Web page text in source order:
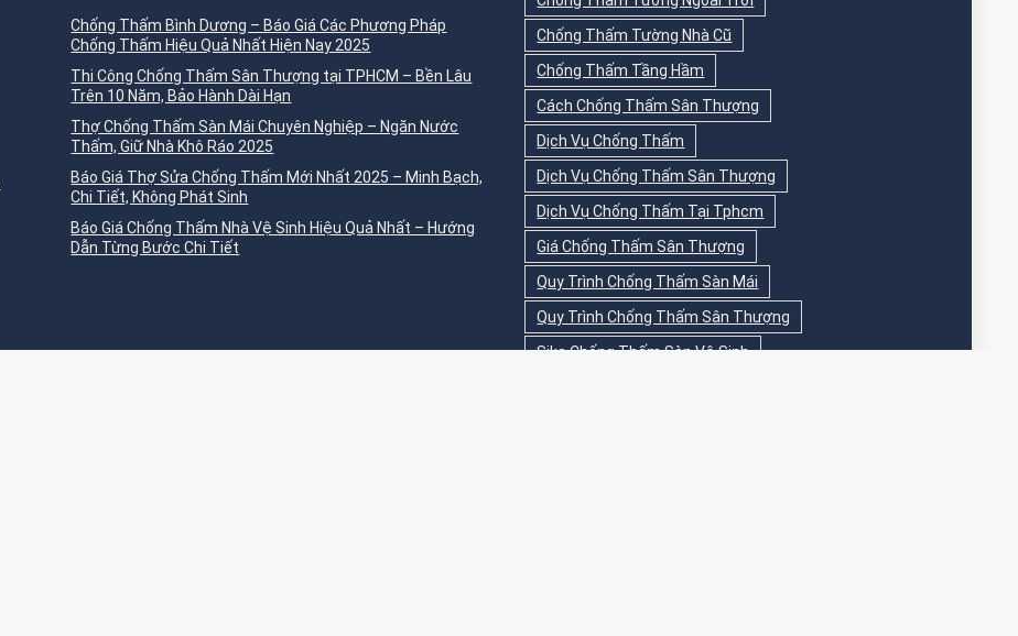
Chống Thấm Bình Dương – Báo Giá Các Phương Pháp
Chống Thấm Hiệu Quả Nhất Hiện Nay 2025
Thi Công Chống Thấm Sân Thượng tại TPHCM – Bền Lâu
Trên 10 Năm, Bảo Hành Dài Hạn
Thợ Chống Thấm Sàn Mái Chuyên Nghiệp – Ngăn Nước
Thấm, Giữ Nhà Khô Ráo 2025
Báo Giá Thợ Sửa Chống Thấm Mới Nhất 2025 – Minh Bạch,
Chi Tiết, Không Phát Sinh
Báo Giá Chống Thấm Nhà Vệ Sinh Hiệu Quả Nhất – Hướng
Dẫn Từng Bước Chi Tiết
Chống Thấm Tường Nhà Cũ
Chống Thấm Tầng Hầm
Cách Chống Thấm Sân Thượng
Dịch Vụ Chống Thấm
Dịch Vụ Chống Thấm Sân Thượng
Dịch Vụ Chống Thấm Tại Tphcm
Giá Chống Thấm Sân Thượng
Quy Trình Chống Thấm Sàn Mái
Quy Trình Chống Thấm Sân Thượng
Sika Chống Thấm Sàn Vệ Sinh